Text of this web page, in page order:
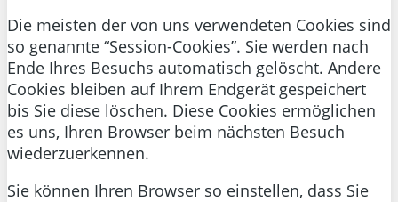
Die meisten der von uns verwendeten Cookies sind
so genannte “Session-Cookies”. Sie werden nach
Ende Ihres Besuchs automatisch gelöscht. Andere
Cookies bleiben auf Ihrem Endgerät gespeichert
bis Sie diese löschen. Diese Cookies ermöglichen
es uns, Ihren Browser beim nächsten Besuch
wiederzuerkennen.
Sie können Ihren Browser so einstellen, dass Sie